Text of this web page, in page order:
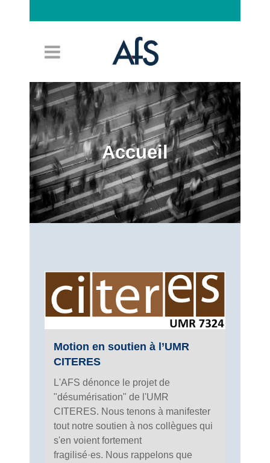
Accueil
Motion en soutien à l’UMR
CITERES
L'AFS dénonce le projet de
"désumérisation" de l'UMR
CITERES. Nous tenons à manifester
tout notre soutien à nos collègues qui
s'en voient fortement
fragilisé·es. Nous rappelons que